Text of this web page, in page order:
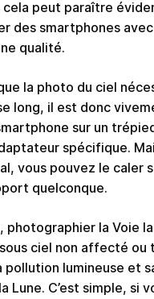
cela peut paraître
des smartphones
qualité.
la photo du ciel
long, il est donc
sur un
spécifique.
vous pouvez le caler
quelconque.
photographier la Voie
ciel non affecté ou
lumineuse et
Lune. C’est simple, si